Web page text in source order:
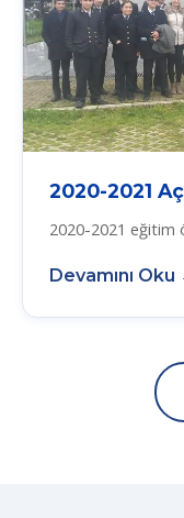
2020-2021
2020-2021 eğitim
Devamını Oku